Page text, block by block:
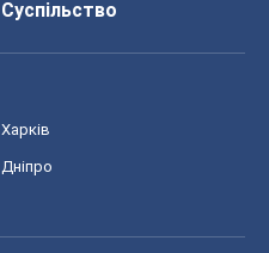
Суспільство
Харків
Дніпро